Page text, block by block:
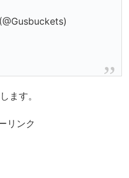
ます。
リンク